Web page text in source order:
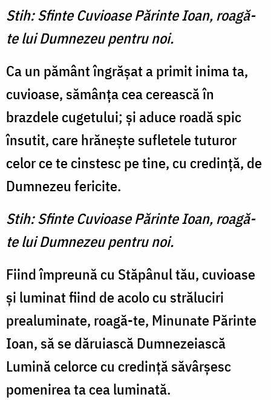
Stih: Sfinte Cuvioase Părinte Ioan, roagă-
te lui Dumnezeu pentru noi.
Ca un pământ îngrăşat a primit inima ta,
cuvioase, sămânţa cea cerească în
brazdele cugetului; şi aduce roadă spic
însutit, care hrăneşte sufletele tuturor
celor ce te cinstesc pe tine, cu credinţă, de
Dumnezeu fericite.
Stih: Sfinte Cuvioase Părinte Ioan, roagă-
te lui Dumnezeu pentru noi.
Fiind împreună cu Stăpânul tău, cuvioase
şi luminat fiind de acolo cu străluciri
prealuminate, roagă-te, Minunate Părinte
Ioan, să se dăruiască Dumnezeiască
Lumină celorce cu credinţă săvârşesc
pomenirea ta cea luminată.